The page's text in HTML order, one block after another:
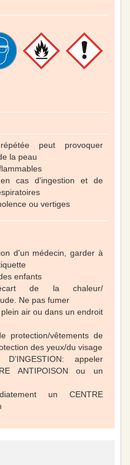
peut provoquer
la peau
cas d'ingestion et de
ou vertiges
d'un médecin, garder à
enfants
de la chaleur/
Ne pas fumer
air ou dans un endroit
protection/vêtements de
des yeux/du visage
appeler
ANTIPOISON ou un
un CENTRE